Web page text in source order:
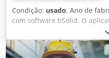
Condição: usado, Ano de
com software bSolid. O
documento em ambiente
produto final, definir seus
operações, simular o